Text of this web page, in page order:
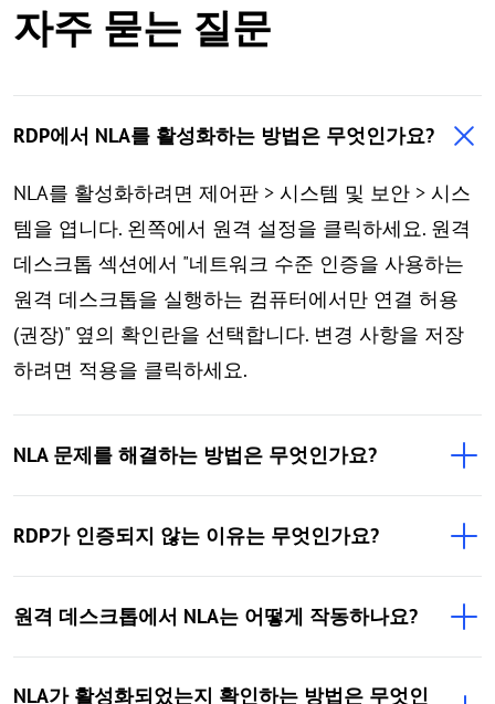
자주 묻는 질문
RDP에서 NLA를 활성화하는 방법은 무엇인가요?
NLA를 활성화하려면 제어판 > 시스템 및 보안 > 시스
템을 엽니다. 왼쪽에서 원격 설정을 클릭하세요. 원격
데스크톱 섹션에서 "네트워크 수준 인증을 사용하는
원격 데스크톱을 실행하는 컴퓨터에서만 연결 허용
(권장)" 옆의 확인란을 선택합니다. 변경 사항을 저장
하려면 적용을 클릭하세요.
NLA 문제를 해결하는 방법은 무엇인가요?
RDP가 인증되지 않는 이유는 무엇인가요?
원격 데스크톱에서 NLA는 어떻게 작동하나요?
NLA가 활성화되었는지 확인하는 방법은 무엇인